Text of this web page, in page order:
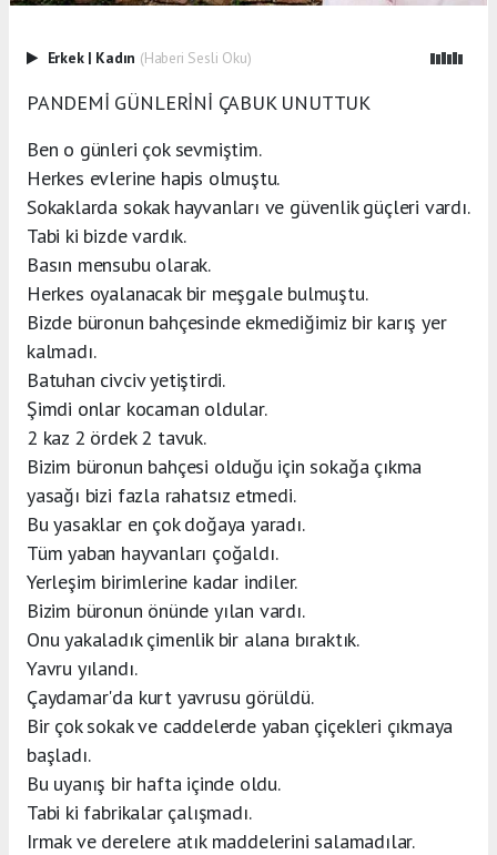
Erkek | Kadın (Haberi Sesli Oku)
PANDEMİ GÜNLERİNİ ÇABUK UNUTTUK
Ben o günleri çok sevmiştim.
Herkes evlerine hapis olmuştu.
Sokaklarda sokak hayvanları ve güvenlik güçleri vardı.
Tabi ki bizde vardık.
Basın mensubu olarak.
Herkes oyalanacak bir meşgale bulmuştu.
Bizde büronun bahçesinde ekmediğimiz bir karış yer
kalmadı.
Batuhan civciv yetiştirdi.
Şimdi onlar kocaman oldular.
2 kaz 2 ördek 2 tavuk.
Bizim büronun bahçesi olduğu için sokağa çıkma
yasağı bizi fazla rahatsız etmedi.
Bu yasaklar en çok doğaya yaradı.
Tüm yaban hayvanları çoğaldı.
Yerleşim birimlerine kadar indiler.
Bizim büronun önünde yılan vardı.
Onu yakaladık çimenlik bir alana bıraktık.
Yavru yılandı.
Çaydamar'da kurt yavrusu görüldü.
Bir çok sokak ve caddelerde yaban çiçekleri çıkmaya
başladı.
Bu uyanış bir hafta içinde oldu.
Tabi ki fabrikalar çalışmadı.
Irmak ve derelere atık maddelerini salamadılar.